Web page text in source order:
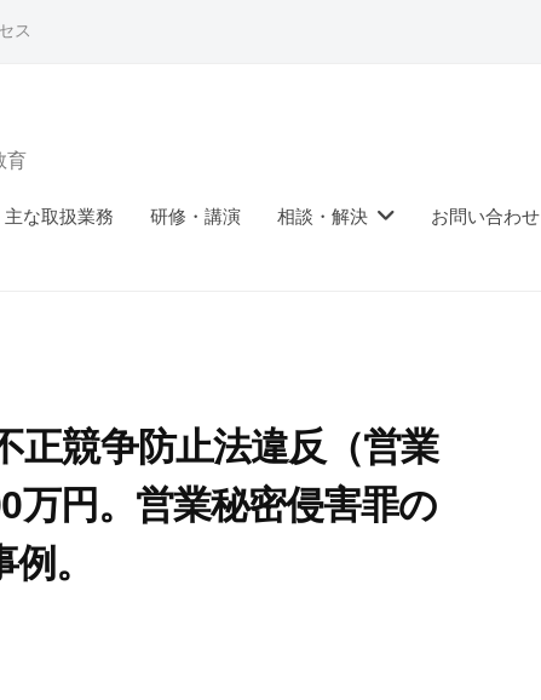
ス
育
主な取扱業務 研修・講演 相談・解決 お問い合わせ
正競争防止法違反（営業
万円。営業秘密侵害罪の
。